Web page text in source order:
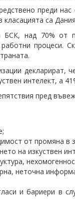
преди
са
БСК, над 70% от
процеси.
декларират,
интелект, а
пред
от промяна в
на изкуствен
неточна
и бариери в